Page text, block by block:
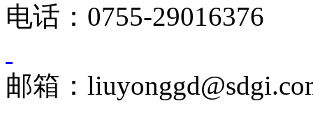
电话：0755-29016376
邮箱：